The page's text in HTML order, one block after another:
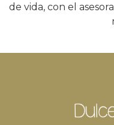
de vida, con el